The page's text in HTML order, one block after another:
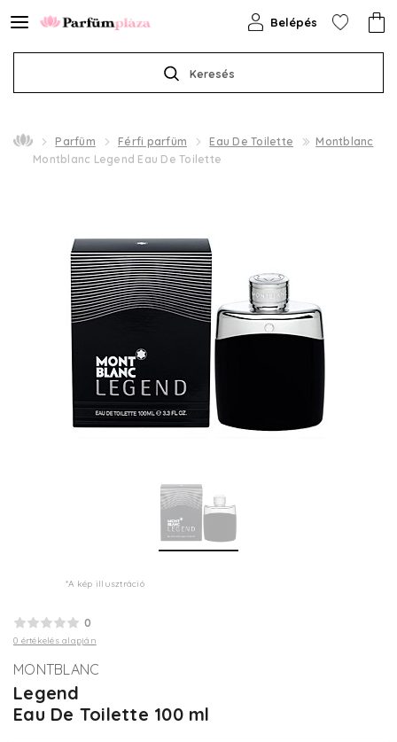
Keresés
Belépés
Parfüm Férfi parfüm Eau De Toilette
Montblanc
Montblanc Legend Eau De Toilette
*A kép illusztráció
0
0 értékelés alapján
MONTBLANC
Legend
Eau De Toilette 100 ml